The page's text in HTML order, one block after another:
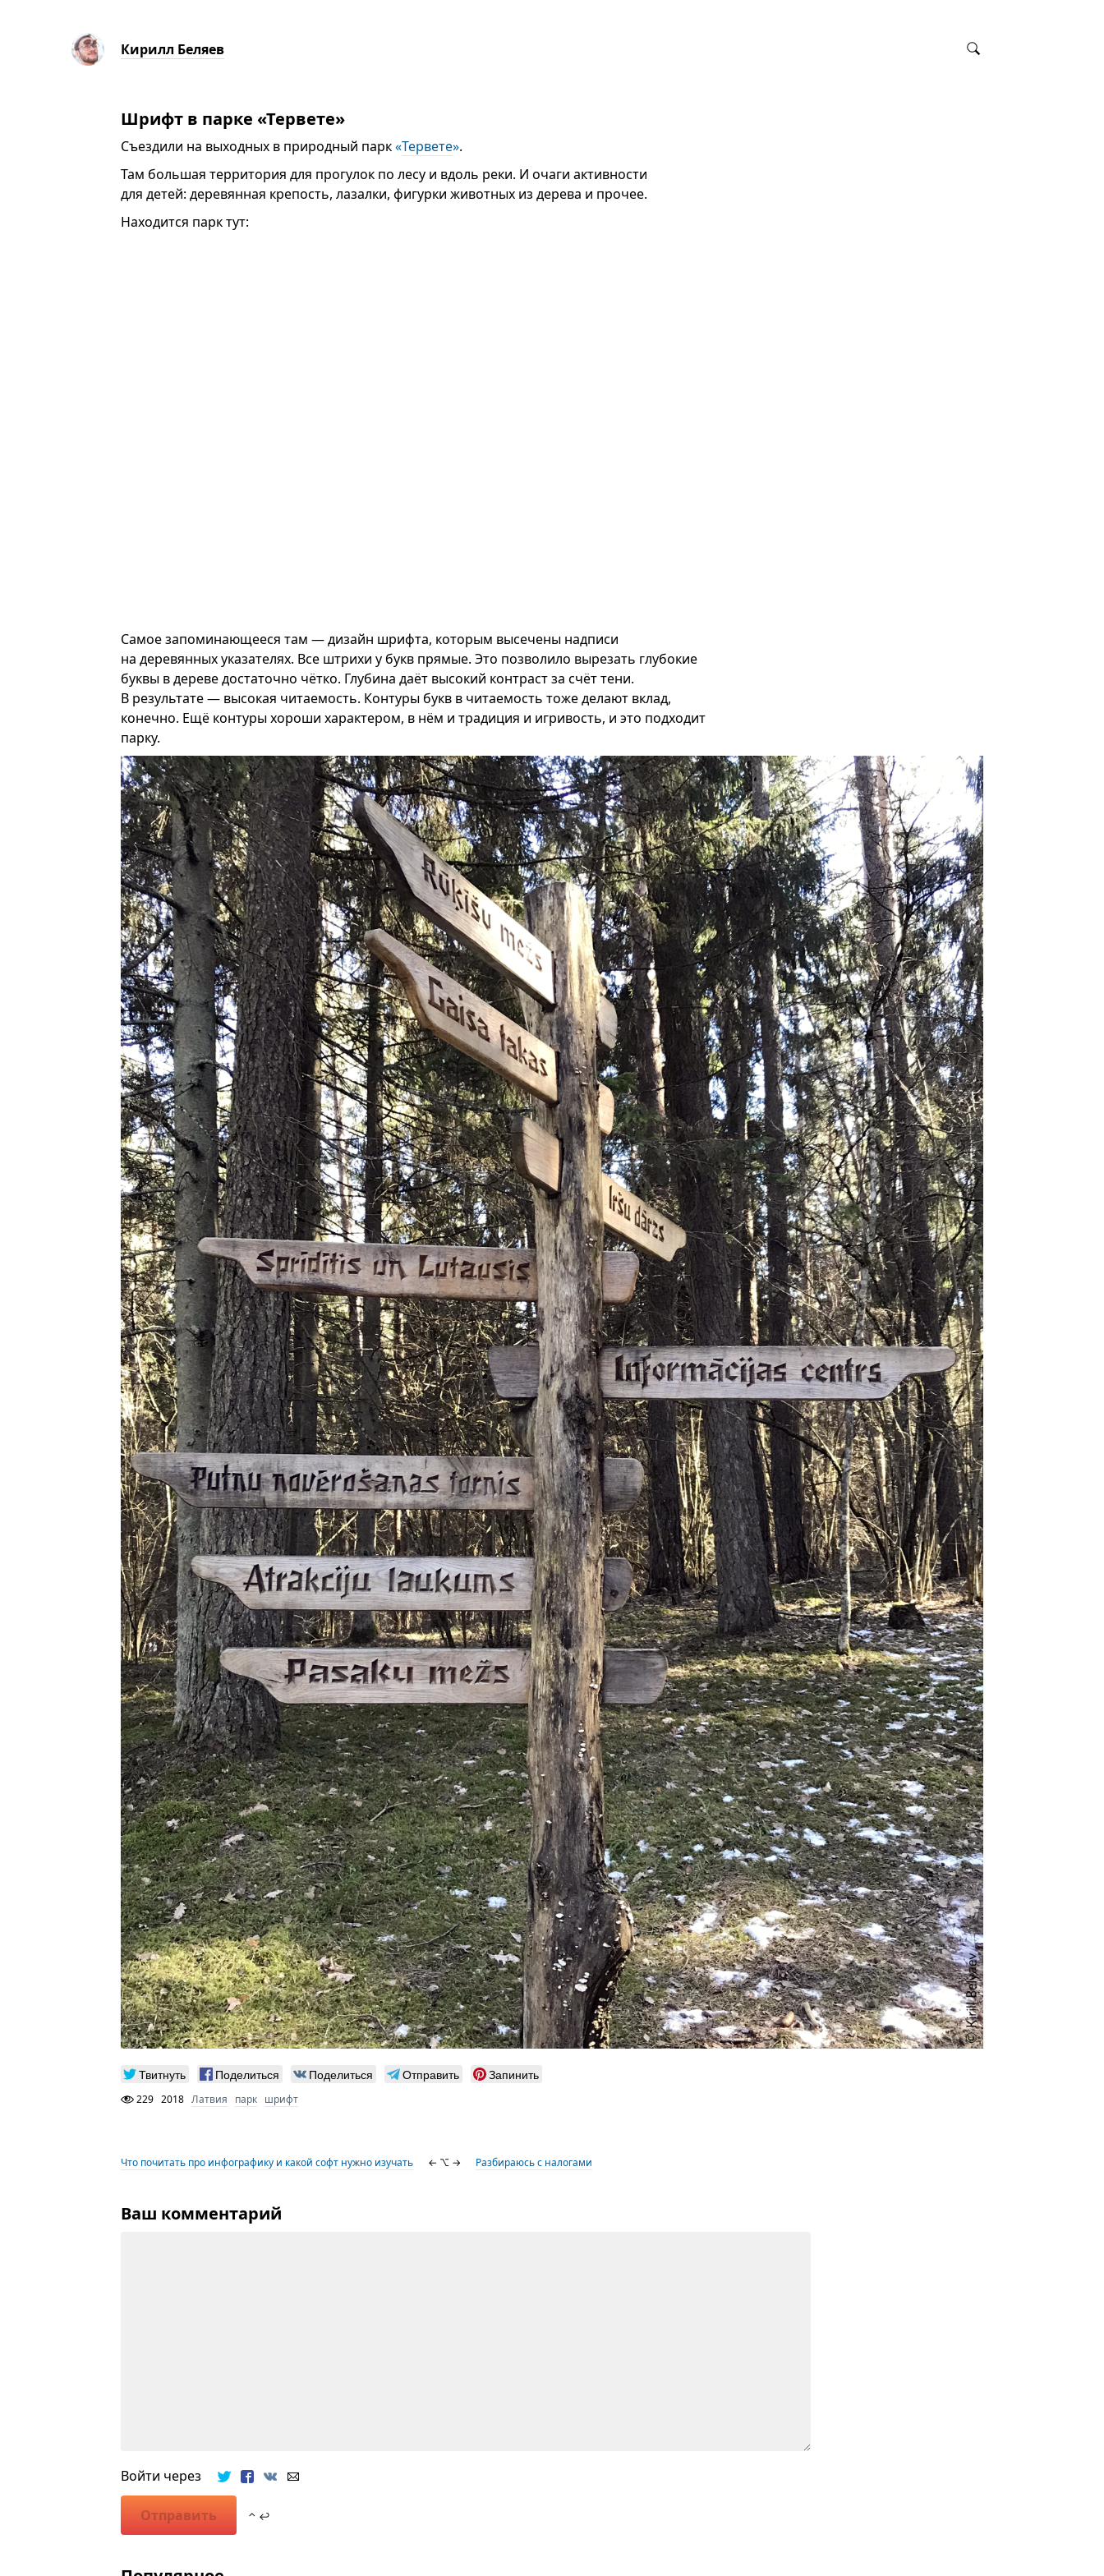
Кирилл Беляев
Шрифт в парке «Тервете»
Съездили на выходных в природный парк«Тервете».
Там большая территория для прогулок по лесу и вдоль реки. И очаги активности
для детей: деревянная крепость, лазалки, фигурки животных из дерева и прочее.
Находится парк тут:
Самое запоминающееся там — дизайн шрифта, которым высечены надписи
на деревянных указателях. Все штрихи у букв прямые. Это позволило вырезать глубокие
буквы в дереве достаточно чётко. Глубина даёт высокий контраст за счёт тени.
В результате — высокая читаемость. Контуры букв в читаемость тоже делают вклад,
конечно. Ещё контуры хороши характером, в нём и традиция и игривость, и это подходит
парку.
Твитнуть Поделиться Поделиться Отправить Запинить
229 2018 Латвия парк шрифт
Что почитать про инфографику и какой софт нужно изучать ← ⌥ → Разбираюсь с налогами
Ваш комментарий
Войти через
Отправить ⌃ ↩